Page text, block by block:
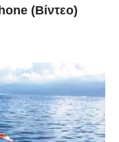
(Βίντεο)